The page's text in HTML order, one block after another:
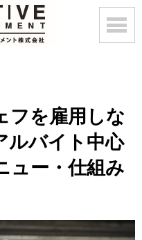
フを雇用しな
ルバイト中心
ュー・仕組み